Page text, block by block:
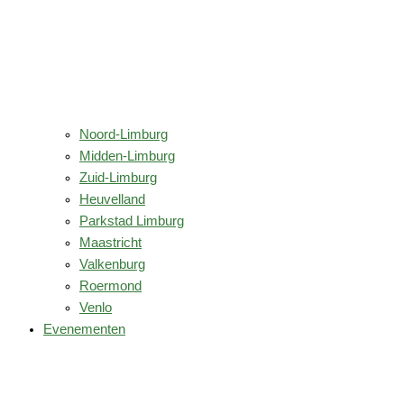
Noord-Limburg
Midden-Limburg
Zuid-Limburg
Heuvelland
Parkstad Limburg
Maastricht
Valkenburg
Roermond
Venlo
Evenementen